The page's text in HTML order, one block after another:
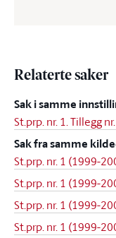
Relaterte saker
Sak i samme
St.prp. nr. 1. Tillegg
Sak fra samme
St.prp. nr. 1 (1999-
St.prp. nr. 1 (1999-
St.prp. nr. 1 (1999-
St.prp. nr. 1 (1999-